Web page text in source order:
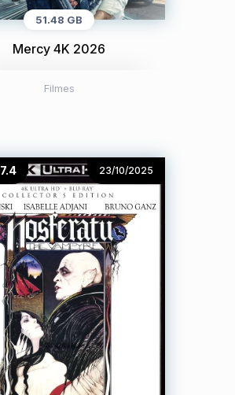
51.48 GB
Mercy 4K 2026
Filmes
23/10/2025